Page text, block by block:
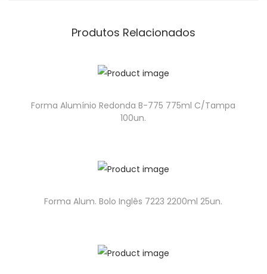
Produtos Relacionados
Forma Alumínio Redonda B-775 775ml C/Tampa
100un.
Forma Alum. Bolo Inglês 7223 2200ml 25un.